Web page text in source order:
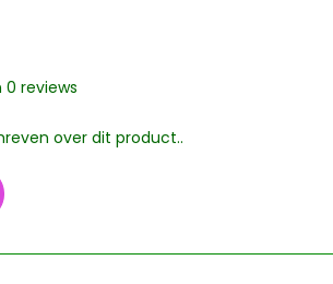
0 reviews
over dit product..